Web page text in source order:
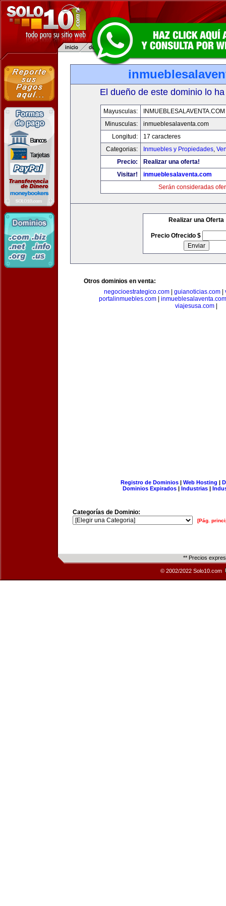
El dueño de este dominio lo
Mayusculas:
INMUEBLESALAVENTA.COM
Minusculas:
inmueblesalaventa.com
Longitud:
17 caracteres
Categorias:
Inmuebles y Propiedades,
Precio:
Realizar una oferta!
Visitar!
inmueblesalaventa.com
Serán consideradas
Realizar una Oferta
Precio Ofrecido $
Otros dominios en venta:
negocioestrategico.com| guianoticias.com|
portalinmuebles.com
inmueblesalaventa.com
viajesusa.com
Registro de Dominios| Web Hosting |
Dominios Expirados | Industrias |
Categorías de Dominio:
[Pág.
** Precios
© 2002/2022 Solo10.com